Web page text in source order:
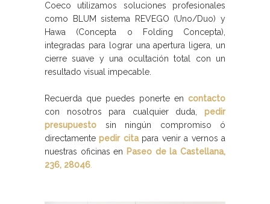
Coeco utilizamos soluciones profesionales
como BLUM sistema REVEGO (Uno/Duo) y
Hawa (Concepta o Folding Concepta),
integradas para lograr una apertura ligera, un
cierre suave y una ocultación total con un
resultado visual impecable.
Recuerda que puedes ponerte en contacto
con nosotros para cualquier duda, pedir
presupuesto sin ningún compromiso ó
directamentepedir citapara venir a vernos a
nuestras oficinas en Paseo de la Castellana,
236, 28046.